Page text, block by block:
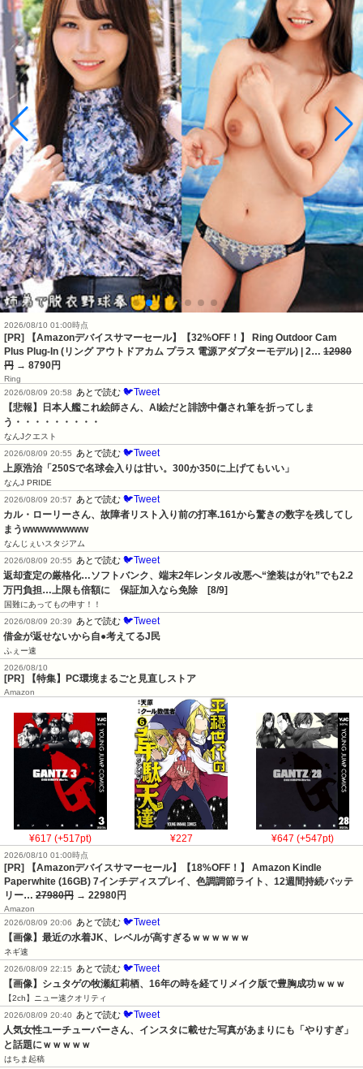
2026/08/10 01:00時点
[PR] 【Amazonデバイスサマーセール】【32%OFF！】 Ring Outdoor Cam
Plus Plug-In (リング アウトドアカム プラス 電源アダプターモデル) | 2… 12980
円 → 8790円
Ring
2026/08/09 20:58
あとで読む 🐦Tweet
【悲報】日本人艦これ絵師さん、AI絵だと誹謗中傷され筆を折ってしま
う・・・・・・・・・
なんJクエスト
2026/08/09 20:55
あとで読む 🐦Tweet
上原浩治「250Sで名球会入りは甘い。300か350に上げてもいい」
なんJ PRIDE
2026/08/09 20:57
あとで読む 🐦Tweet
カル・ローリーさん、故障者リスト入り前の打率.161から驚きの数字を残してし
まうwwwwwwwww
なんじぇいスタジアム
2026/08/09 20:55
あとで読む 🐦Tweet
返却査定の厳格化…ソフトバンク、端末2年レンタル改悪へ“塗装はがれ”でも2.2
万円負担…上限も倍額に　保証加入なら免除　[8/9]
国難にあってもの申す！！
2026/08/09 20:39
あとで読む 🐦Tweet
借金が返せないから自●考えてるJ民
ふぇー速
2026/08/10
[PR] 【特集】PC環境まるごと見直しストア
Amazon
¥617 (+517pt) ¥227 ¥647 (+547pt)
2026/08/10 01:00時点
[PR] 【Amazonデバイスサマーセール】【18%OFF！】 Amazon Kindle
Paperwhite (16GB) 7インチディスプレイ、色調調節ライト、12週間持続バッテ
リー… 27980円 → 22980円
Amazon
2026/08/09 20:06
あとで読む 🐦Tweet
【画像】最近の水着JK、レベルが高すぎるｗｗｗｗｗｗ
ネギ速
2026/08/09 22:15
あとで読む 🐦Tweet
【画像】シュタゲの牧瀬紅莉栖、16年の時を経てリメイク版で豊胸成功ｗｗｗ
【2ch】ニュー速クオリティ
2026/08/09 20:40
あとで読む 🐦Tweet
人気女性ユーチューバーさん、インスタに載せた写真があまりにも「やりすぎ」
と話題にｗｗｗｗｗ
はちま起稿